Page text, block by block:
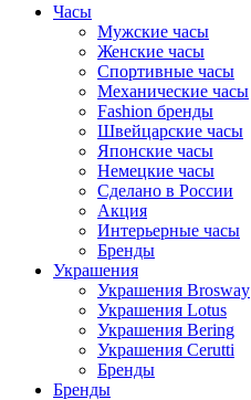
Часы
Мужские часы
Женские часы
Спортивные часы
Механические часы
Fashion бренды
Швейцарские часы
Японские часы
Немецкие часы
Сделано в России
Акция
Интерьерные часы
Бренды
Украшения
Украшения Brosway
Украшения Lotus
Украшения Bering
Украшения Cerutti
Бренды
Бренды